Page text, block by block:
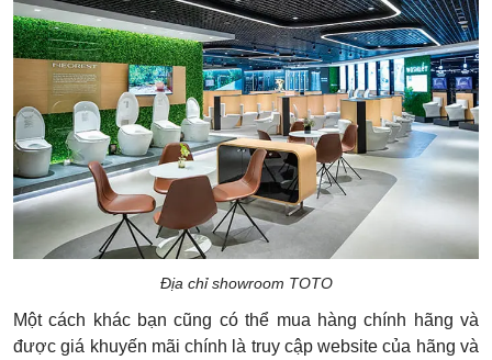
Địa chỉ showroom TOTO
Một cách khác bạn cũng có thể mua hàng chính hãng và
được giá khuyến mãi chính là truy cập website của hãng và